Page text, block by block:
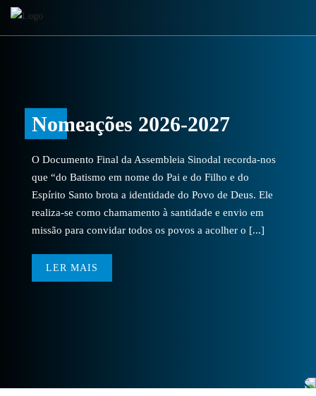
Nomeações 2026-2027
O Documento Final da Assembleia Sinodal recorda-nos
que “do Batismo em nome do Pai e do Filho e do
Espírito Santo brota a identidade do Povo de Deus. Ele
realiza-se como chamamento à santidade e envio em
missão para convidar todos os povos a acolher o [...]
LER MAIS